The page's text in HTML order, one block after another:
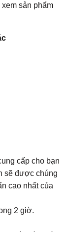
sản phẩm
cấp cho bạn
sẽ được chúng
cao nhất của
2 giờ.